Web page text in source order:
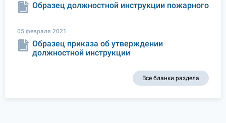
Образец должностной инструкции пожарного
05 февраля 2021
Образец приказа об утверждении
должностной инструкции
Все бланки раздела